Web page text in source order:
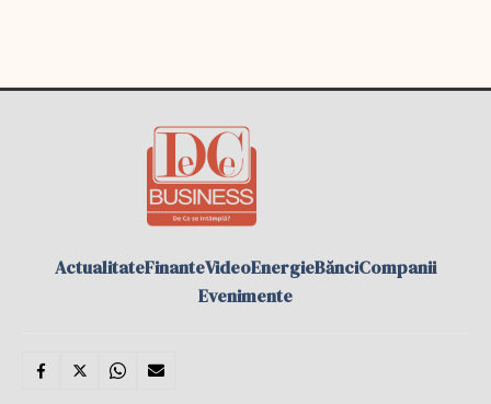
ActualitateFinanteVideoEnergieBănciCompanii
Evenimente